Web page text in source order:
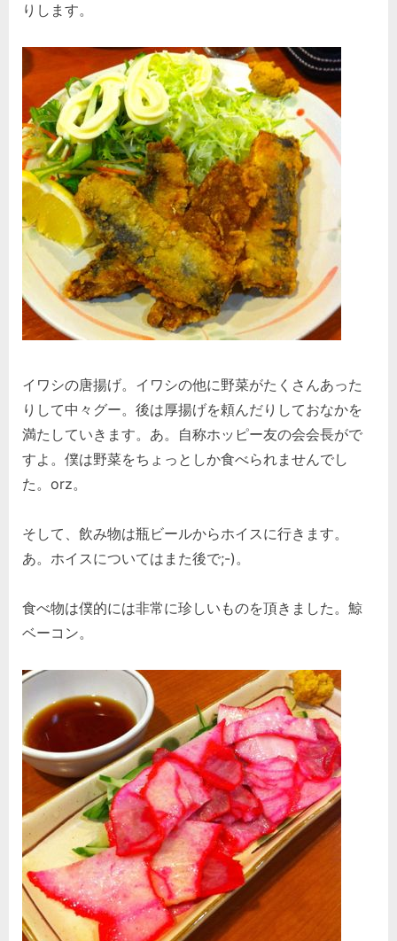
りします。
イワシの唐揚げ。イワシの他に野菜がたくさんあった
りして中々グー。後は厚揚げを頼んだりしておなかを
満たしていきます。あ。自称ホッピー友の会会長がで
すよ。僕は野菜をちょっとしか食べられませんでし
た。orz。
そして、飲み物は瓶ビールからホイスに行きます。
あ。ホイスについてはまた後で;-)。
食べ物は僕的には非常に珍しいものを頂きました。鯨
ベーコン。